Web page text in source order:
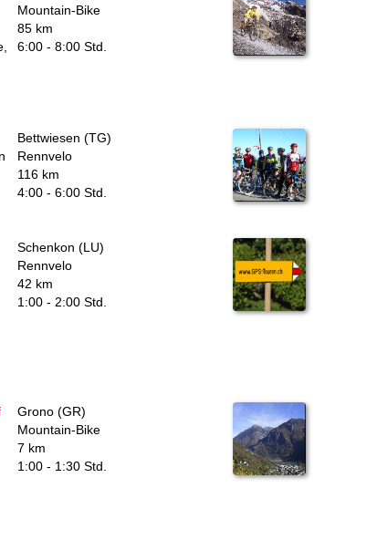
Mountain-Bike
85 km
6:00 - 8:00 Std.
Bettwiesen (TG)
Rennvelo
116 km
4:00 - 6:00 Std.
Schenkon (LU)
Rennvelo
42 km
1:00 - 2:00 Std.
Grono (GR)
Mountain-Bike
7 km
1:00 - 1:30 Std.